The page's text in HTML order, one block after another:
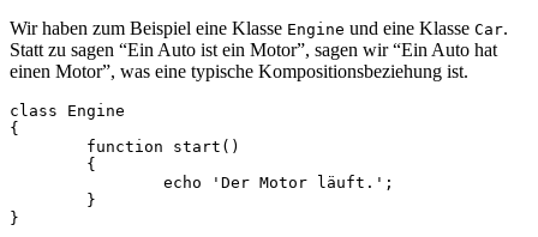
Wir haben zum Beispiel eine Klasse Engine und eine Klasse Car.
Statt zu sagen “Ein Auto ist ein Motor”, sagen wir “Ein Auto hat
einen Motor”, was eine typische Kompositionsbeziehung ist.
class Engine
{
}